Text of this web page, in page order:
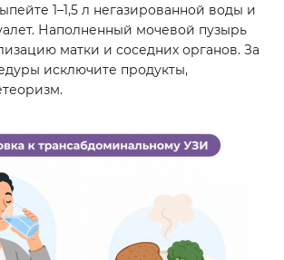
1–1,5 л негазированной воды и
Наполненный мочевой пузырь
матки и соседних органов. За
исключите продукты,